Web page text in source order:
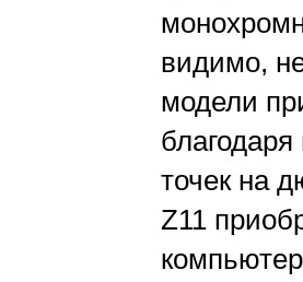
видимо,
модели
точек на
Z11